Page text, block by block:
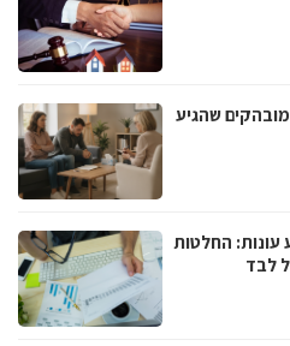
שהגיע
עונות: החלטות
לבד